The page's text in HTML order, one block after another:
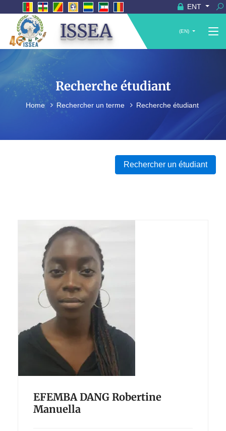
ENT
ISSEA (EN)
Recherche étudiant
Home Rechercher un terme Recherche étudiant
Rechercher un étudiant
EFEMBA DANG Robertine
Manuella